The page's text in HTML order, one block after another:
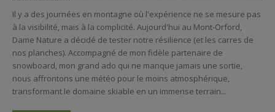
Il y a des journées en montagne où l'expérience ne se mesure pas
à la visibilité, mais à la complicité. Aujourd'hui au Mont-Orford,
Dame Nature a décidé de tester notre résilience (et les carres de
nos planches). Accompagné de mon fidèle partenaire de
snowboard, mon grand ado qui ne manque jamais une sortie,
nous affrontons une météo pour le moins atmosphérique,
transformant le domaine skiable en un immense terrain...